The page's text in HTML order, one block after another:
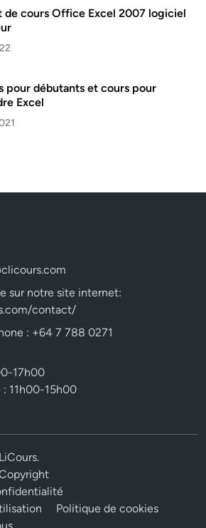
de cours Office Excel 2007 logiciel
pour débutants et cours pour
Excel
sur notre site internet:
contact/
: +64 7 788 0271
17h00
11h00-15h00
.
Politique de cookies